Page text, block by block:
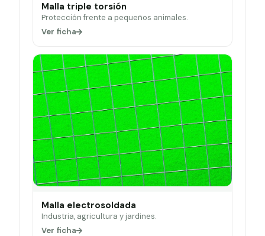
Malla triple torsión
Protección frente a pequeños animales.
Ver ficha
Malla electrosoldada
Industria, agricultura y jardines.
Ver ficha